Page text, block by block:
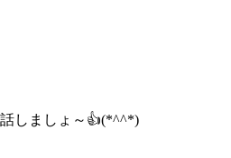
しましょ～👍(*^^*)